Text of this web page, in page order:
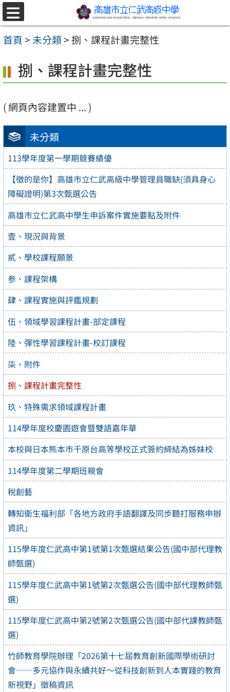
跳至主要內容區
選
單
首頁> 未分類>捌、課程計畫完整性
未分類
113學年度第一學期競賽績優
【徵的是你】高雄市立仁武高級中學管理員職缺(須具身心
障礙證明)第3次甄選公告
高雄市立仁武高中學生申訴案件實施要點及附件
壹、現況與背景
貳、學校課程願景
参、課程架構
肆、課程實施與評鑑規劃
伍、領域學習課程計畫-部定課程
陸、彈性學習課程計畫-校訂課程
柒、附件
捌、課程計畫完整性
玖、特殊需求領域課程計畫
114學年度校慶園遊會暨雙語嘉年華
本校與日本熊本市千原台高等學校正式簽約締結為姊妹校
114學年度第二學期班親會
稅創藝
轉知衛生福利部「各地方政府手語翻譯及同步聽打服務申辦
資訊」
115學年度仁武高中第1號第1次甄選結果公告(國中部代理教
師甄選)
115學年度仁武高中第1號第2次甄選公告(國中部代理教師甄
選)
115學年度仁武高中第2號第2次甄選公告(國中部代課教師甄
選)
竹師教育學院辦理「2026第十七屆教育創新國際學術研討
會——多元協作與永續共好～從科技創新到人本實踐的教育
新視野」徵稿資訊
捌、課程計畫完整性
( 網頁內容建置中 ... )